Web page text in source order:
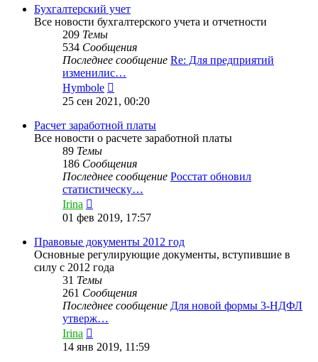
сообщению
Бухгалтерский учет
Все новости бухгалтерского учета и отчетности
209 Темы
534 Сообщения
Последнее сообщение Re: Для предприятий
изменилис…
Hymbole
к
сообщению
25 сен 2021, 00:20
Расчет заработной платы
Все новости о расчете заработной платы
89 Темы
186 Сообщения
Последнее сообщение Росстат обновил
статистическу…
Irina
к
сообщению
01 фев 2019, 17:57
Правовые документы 2012 год
Основные регулирующие документы, вступившие в
силу с 2012 года
31 Темы
261 Сообщения
Последнее сообщение Для новой формы 3-НДФЛ
утверж…
Irina
к
14 янв 2019, 11:59